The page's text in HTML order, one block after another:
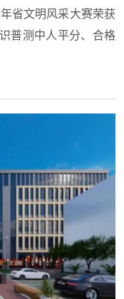
省文明风采大赛荣获
普测中人平分、合格